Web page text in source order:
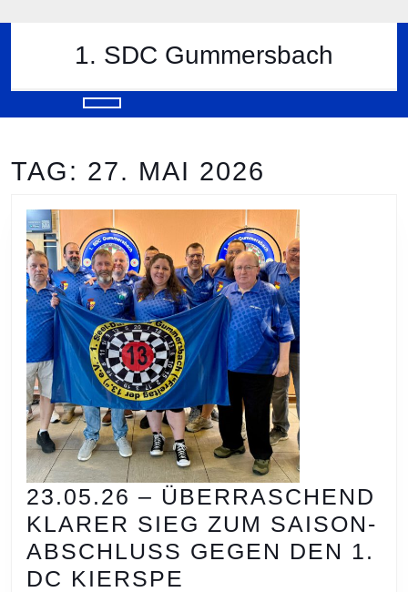
to
1. SDC Gummersbach
Button
TAG: 27. MAI 2026
23.05.26 – ÜBERRASCHEND
KLARER SIEG ZUM SAISON-
ABSCHLUSS GEGEN DEN 1.
DC KIERSPE